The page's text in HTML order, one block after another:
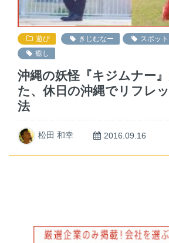
遊び きじむなー スポット
癒し
沖縄の妖怪『キジムナー
た、休日の沖縄でリフレ
法
松田 和幸 2016.09.16